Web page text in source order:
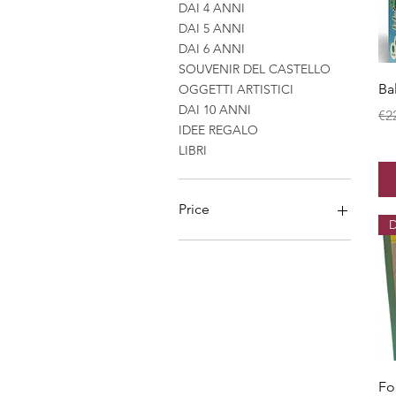
DAI 4 ANNI
DAI 5 ANNI
DAI 6 ANNI
SOUVENIR DEL CASTELLO
OGGETTI ARTISTICI
DAI 10 ANNI
IDEE REGALO
LIBRI
Price